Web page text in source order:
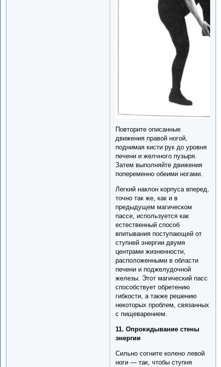
Повторите описанные
движения правой ногой,
поднимая кисти рук до уровня
печени и желчного пузыря.
Затем выполняйте движения
попеременно обеими ногами.
Легкий наклон корпуса вперед,
точно так же, как и в
предыдущем магическом
пассе, используется как
естественный способ
впитывания поступающей от
ступней энергии двумя
центрами жизненности,
расположенными в области
печени и поджелудочной
железы. Этот магический пасс
способствует обретению
гибкости, а также решению
некоторых проблем, связанных
с пищеварением.
11. Опрокидывание стены
энергии
Сильно согните колено левой
ноги — так, чтобы ступня